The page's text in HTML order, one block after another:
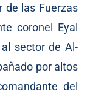
de las Fuerzas
coronel Eyal
sector de Al-
por altos
del